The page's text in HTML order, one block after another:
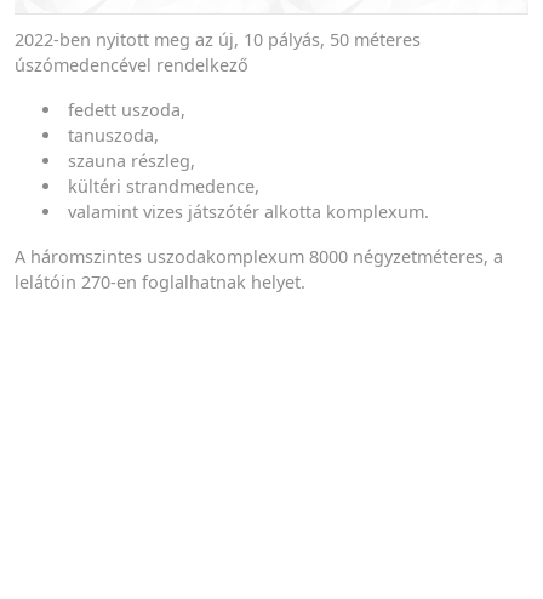
2022-ben nyitott meg az új, 10 pályás, 50 méteres
úszómedencével rendelkező
fedett uszoda,
tanuszoda,
szauna részleg,
kültéri strandmedence,
valamint vizes játszótér alkotta komplexum.
A háromszintes uszodakomplexum 8000 négyzetméteres, a
lelátóin 270-en foglalhatnak helyet.